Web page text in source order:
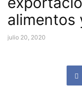
alimentos
julio 20, 2020